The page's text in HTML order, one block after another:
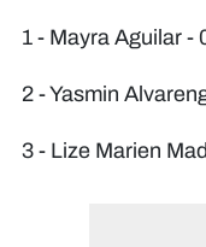
1 - Mayra Aguilar -
2 - Yasmin
3 - Lize Marien